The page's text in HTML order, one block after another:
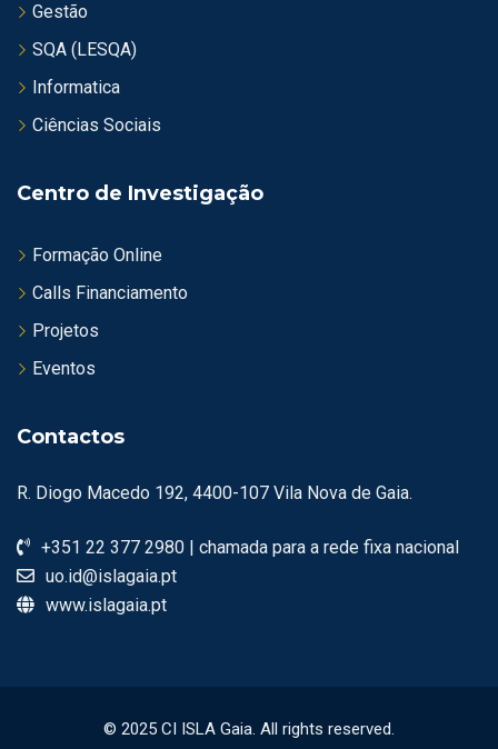
Gestão
SQA (LESQA)
Informatica
Ciências Sociais
Centro de Investigação
Formação Online
Calls Financiamento
Projetos
Eventos
Contactos
R. Diogo Macedo 192, 4400-107 Vila Nova de Gaia.
+351 22 377 2980 | chamada para a rede fixa nacional
uo.id@islagaia.pt
www.islagaia.pt
© 2025 CI ISLA Gaia. All rights reserved.